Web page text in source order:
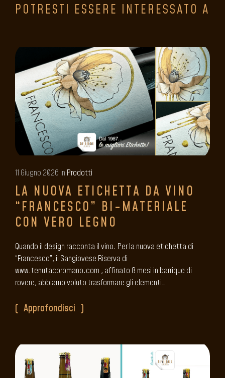
POTRESTI ESSERE INTERESSATO A
11 Giugno 2026 in Prodotti
LA NUOVA ETICHETTA DA VINO
“FRANCESCO” BI-MATERIALE
CON VERO LEGNO
Quando il design racconta il vino. Per la nuova etichetta di
“Francesco”, il Sangiovese Riserva di
www.tenutacoromano.com , affinato 8 mesi in barrique di
rovere, abbiamo voluto trasformare gli elementi…
Approfondisci